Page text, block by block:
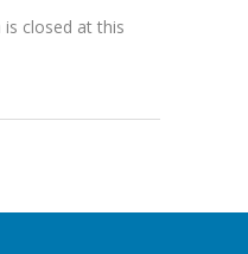
closed at this